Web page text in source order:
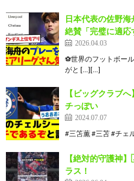
日本代表の佐野
絶賛「完璧に適応
2026.04.03
⚽️世界のフットボー
がと […][…]
【ビッグクラブ
チっぽい
2024.07.07
#三笘薫 #三苫 #チェ
【絶対的守護神
ラス！